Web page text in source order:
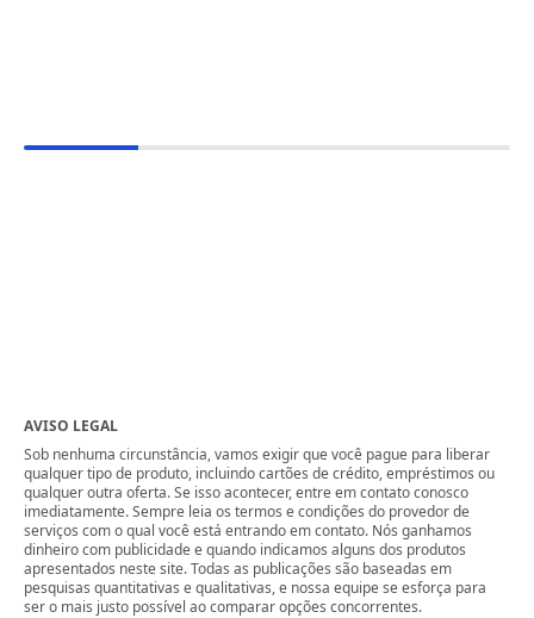
AVISO LEGAL
Sob nenhuma circunstância, vamos exigir que você pague para liberar
qualquer tipo de produto, incluindo cartões de crédito, empréstimos ou
qualquer outra oferta. Se isso acontecer, entre em contato conosco
imediatamente. Sempre leia os termos e condições do provedor de
serviços com o qual você está entrando em contato. Nós ganhamos
dinheiro com publicidade e quando indicamos alguns dos produtos
apresentados neste site. Todas as publicações são baseadas em
pesquisas quantitativas e qualitativas, e nossa equipe se esforça para
ser o mais justo possível ao comparar opções concorrentes.